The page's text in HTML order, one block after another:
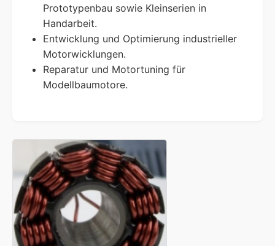
Prototypenbau sowie Kleinserien in
Handarbeit.
Entwicklung und Optimierung industrieller
Motorwicklungen.
Reparatur und Motortuning für
Modellbaumotore.